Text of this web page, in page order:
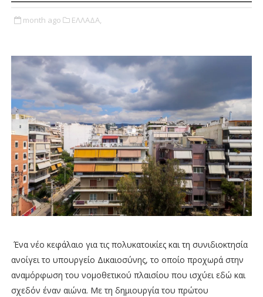
month ago ΕΛΛΑΔΑ,
Ένα νέο κεφάλαιο για τις πολυκατοικίες και τη συνιδιοκτησία
ανοίγει το υπουργείο Δικαιοσύνης, το οποίο προχωρά στην
αναμόρφωση του νομοθετικού πλαισίου που ισχύει εδώ και
σχεδόν έναν αιώνα. Με τη δημιουργία του πρώτου